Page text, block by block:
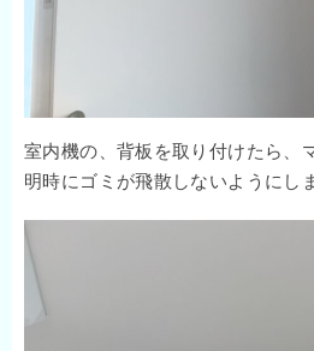
室内機の、背板を取り付けたら、
明時にゴミが飛散しないようにし